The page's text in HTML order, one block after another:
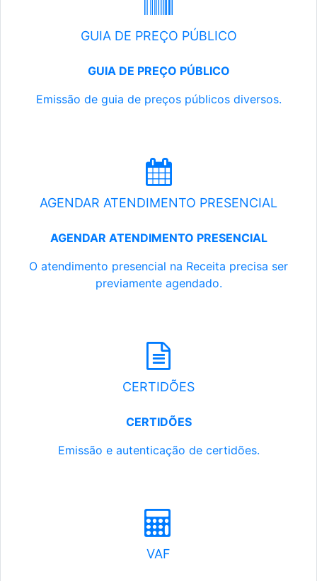
GUIA DE PREÇO PÚBLICO
GUIA DE PREÇO PÚBLICO
Emissão de guia de preços públicos diversos.
AGENDAR ATENDIMENTO PRESENCIAL
AGENDAR ATENDIMENTO PRESENCIAL
O atendimento presencial na Receita precisa ser
previamente agendado.
CERTIDÕES
CERTIDÕES
Emissão e autenticação de certidões.
VAF